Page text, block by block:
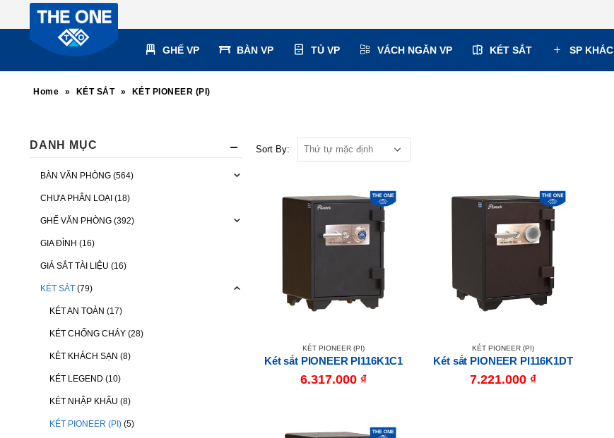
GHẾ VP BÀN VP TỦ VP VÁCH NGĂN VP KÉT SẮT SP KHÁC
Home » KÉT SẮT » KÉT PIONEER (PI)
Sort By:
KÉT PIONEER (PI)
Két sắt PIONEER PI116K1C1
6.317.000 ₫
KÉT PIONEER (PI)
Két sắt PIONEER PI116K1DT
7.221.000 ₫
DANH MỤC
BÀN VĂN PHÒNG (564)
CHƯA PHÂN LOẠI (18)
GHẾ VĂN PHÒNG (392)
GIA ĐÌNH (16)
GIÁ SẮT TÀI LIỆU (16)
KÉT SẮT (79)
KÉT AN TOÀN (17)
KÉT CHỐNG CHÁY (28)
KÉT KHÁCH SẠN (8)
KÉT LEGEND (10)
KÉT NHẬP KHẨU (8)
KÉT PIONEER (PI) (5)